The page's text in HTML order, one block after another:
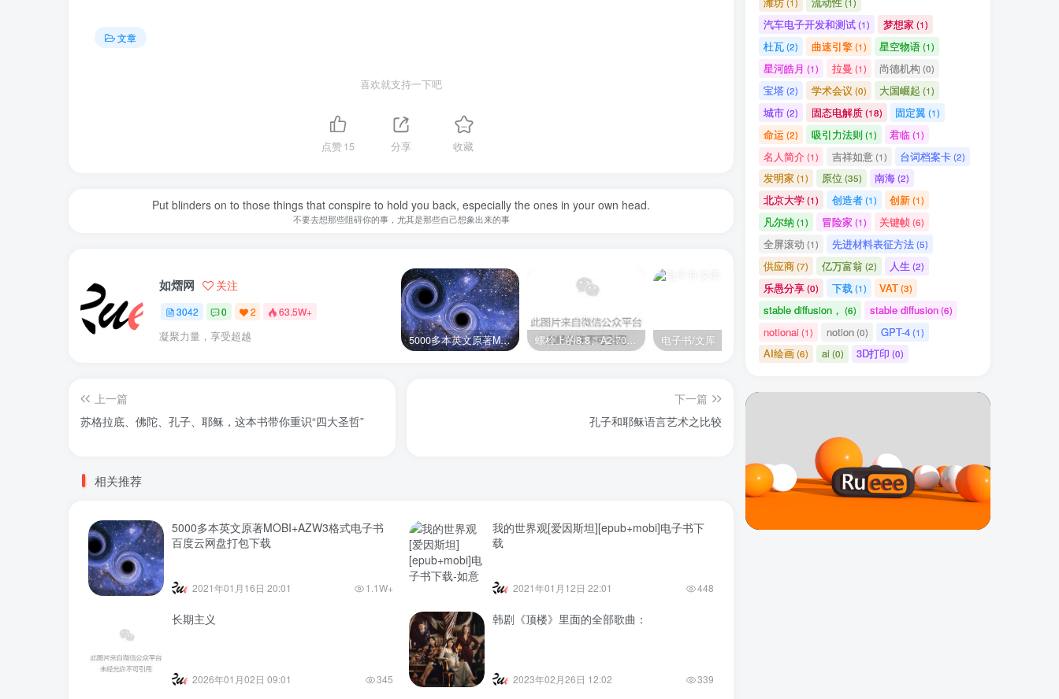
文章
喜欢就支持一下吧
点赞15 分享 收藏
Put blinders on to those things that conspire to hold you back, especially the ones in your own head.
不要去想那些阻碍你的事，尤其是那些自己想象出来的事
如熠网 关注
3042 0 2 63.5W+
凝聚力量，享受超越 5000多本英文原著MOBI+AZW3格式电子书百度云网盘打包下载 螺栓上的8.8、A2-70是什么意思？ 电子书/文库 百度百科——数量级 原子力显微镜
上一篇
苏格拉底、佛陀、孔子、耶稣，这本书带你重识“四大圣哲”
下一篇
孔子和耶稣语言艺术之比较
相关推荐
5000多本英文原著MOBI+AZW3格式电子书
百度云网盘打包下载
2021年01月16日 20:01 1.1W+
我的世界观[爱因斯坦][epub+mobi]电子书下
载
2021年01月12日 22:01 448
长期主义
2026年01月02日 09:01 345
韩剧《顶楼》里面的全部歌曲：
2023年02月26日 12:02 339
(1) (1)
汽车电子开发和测试(1) 梦想家 (1)
杜瓦(2) 曲速引擎(1) 星空物语(1)
星河皓月 (1) 拉曼 (1) 尚德机构 (0)
宝塔(2) 学术会议 (0) 大国崛起 (1)
城市(2) 固态电解质(18) 固定翼(1)
命运(2) 吸引力法则 (1) 君临(1)
名人简介(1) 吉祥如意(1) 台词档案卡(2)
发明家 (1) 原位 (35) 南海(2)
北京大学(1) 创造者(1) 创新(1)
凡尔纳 (1) 冒险家 (1) 关键帧(6)
全屏滚动 (1) 先进材料表征方法(5)
供应商(7) 亿万富翁 (2) 人生 (2)
乐愚分享(0) 下载(1) VAT(3)
stable diffusion， (6) stable diffusion(6)
notionai(1) notion(0) GPT-4(1)
AI绘画(6) ai(0) 3D打印 (0)